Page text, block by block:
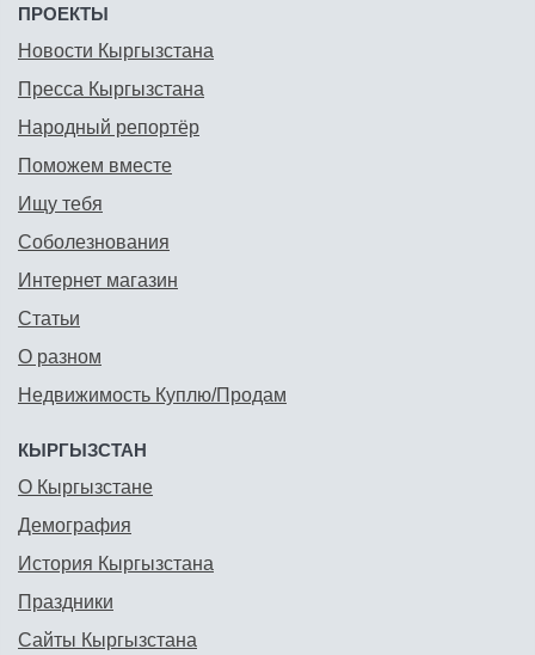
ПРОЕКТЫ
Новости Кыргызстана
Пресса Кыргызстана
Народный репортёр
Поможем вместе
Ищу тебя
Соболезнования
Интернет магазин
Статьи
О разном
Недвижимость Куплю/Продам
КЫРГЫЗСТАН
О Кыргызстане
Демография
История Кыргызстана
Праздники
Сайты Кыргызстана